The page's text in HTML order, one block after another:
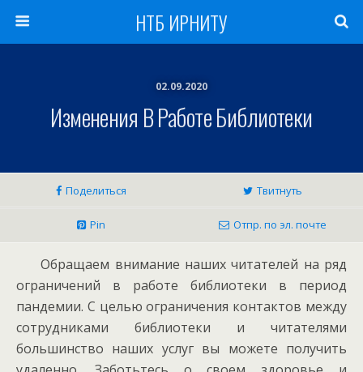
НТБ ИРНИТУ
02.09.2020
Изменения В Работе Библиотеки
Поделиться Твитнуть
Pin Отпр. по эл. почте
Обращаем внимание наших читателей на ряд
ограничений в работе библиотеки в период
пандемии. С целью ограничения контактов между
сотрудниками библиотеки и читателями
большинство наших услуг вы можете получить